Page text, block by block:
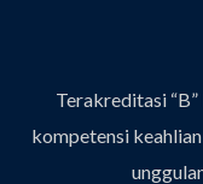
Terakreditasi
kompetensi